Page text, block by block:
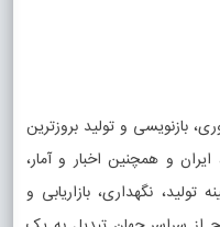
بازنویسی و تولید بروزترین
و همچنین اخبار و آمار،
تولید، نگهداری، بازاریابی و